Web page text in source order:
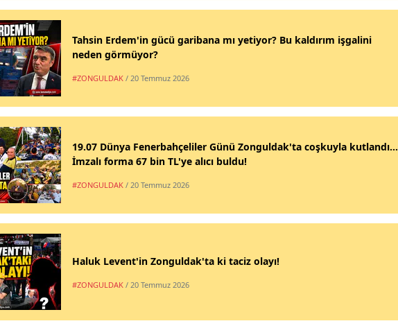
Tahsin Erdem'in gücü garibana mı yetiyor? Bu kaldırım işgalini
neden görmüyor?
#ZONGULDAK / 20 Temmuz 2026
19.07 Dünya Fenerbahçeliler Günü Zonguldak'ta coşkuyla kutlandı...
İmzalı forma 67 bin TL'ye alıcı buldu!
#ZONGULDAK / 20 Temmuz 2026
Haluk Levent'in Zonguldak'ta ki taciz olayı!
#ZONGULDAK / 20 Temmuz 2026